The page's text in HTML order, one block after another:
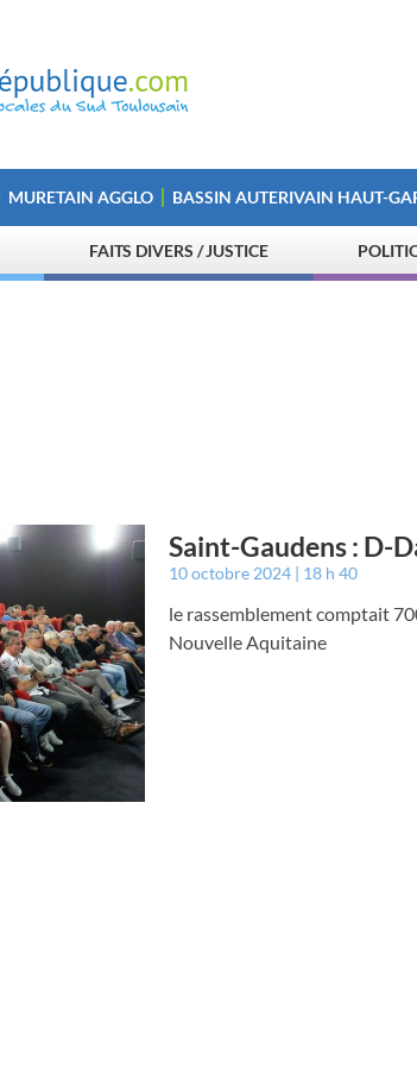
MURETAIN AGGLO BASSIN AUTERIVAIN HAUT-
FAITS DIVERS / JUSTICE
Saint-Gaudens : D-
10 octobre 2024 18 h 40
le rassemblement comptait
Nouvelle Aquitaine